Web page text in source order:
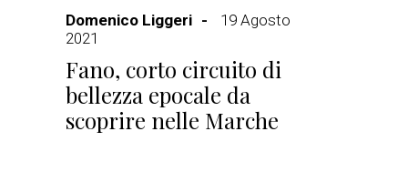
Domenico Liggeri
19 Agosto
2021
Fano, corto circuito di
bellezza epocale da
scoprire nelle Marche